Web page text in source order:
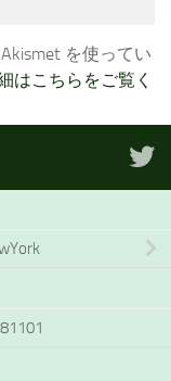
を使ってい
はこちらをご覧く